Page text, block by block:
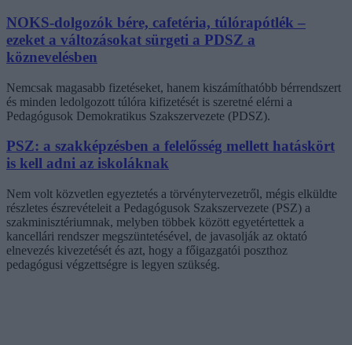
NOKS-dolgozók bére, cafetéria, túlórapótlék –
ezeket a változásokat sürgeti a PDSZ a
köznevelésben
Nemcsak magasabb fizetéseket, hanem kiszámíthatóbb bérrendszert
és minden ledolgozott túlóra kifizetését is szeretné elérni a
Pedagógusok Demokratikus Szakszervezete (PDSZ).
PSZ: a szakképzésben a felelősség mellett hatáskört
is kell adni az iskoláknak
Nem volt közvetlen egyeztetés a törvénytervezetről, mégis elküldte
részletes észrevételeit a Pedagógusok Szakszervezete (PSZ) a
szakminisztériumnak, melyben többek között egyetértettek a
kancellári rendszer megszüntetésével, de javasolják az oktató
elnevezés kivezetését és azt, hogy a főigazgatói poszthoz
pedagógusi végzettségre is legyen szükség.